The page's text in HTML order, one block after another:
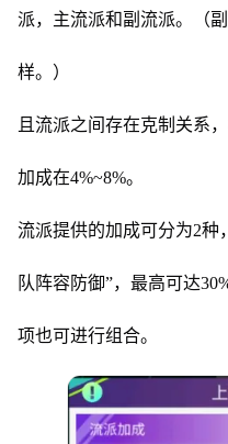
派，主流派和副流派。（
样。）
且流派之间存在克制关系
加成在4%~8%。
流派提供的加成可分为2种
队阵容防御”，最高可达
项也可进行组合。